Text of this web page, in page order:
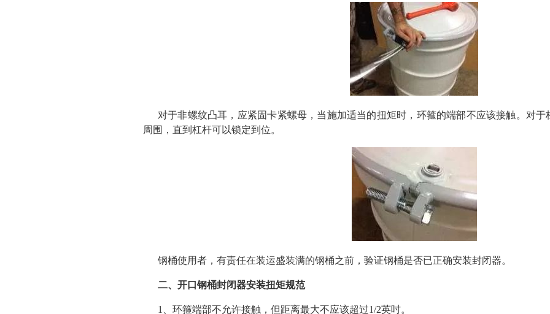
对于非螺纹凸耳，应紧固卡紧螺母，当施加适当的扭矩时，环箍的端部不应该接触。对
周围，直到杠杆可以锁定到位。
钢桶使用者，有责任在装运盛装满的钢桶之前，验证钢桶是否已正确安装封闭器。
二、开口钢桶封闭器安装扭矩规范
1、环箍端部不允许接触，但距离最大不应该超过1/2英吋。